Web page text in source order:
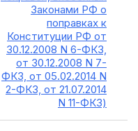
Законами РФ о
поправках к
Конституции РФ от
30.12.2008 N 6-ФКЗ,
от 30.12.2008 N 7-
ФКЗ, от 05.02.2014 N
2-ФКЗ, от 21.07.2014
N 11-ФКЗ)